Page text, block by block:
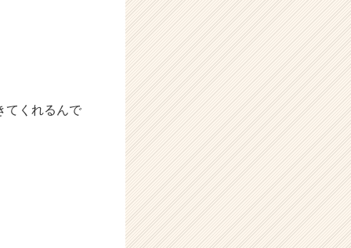
てくれるんで